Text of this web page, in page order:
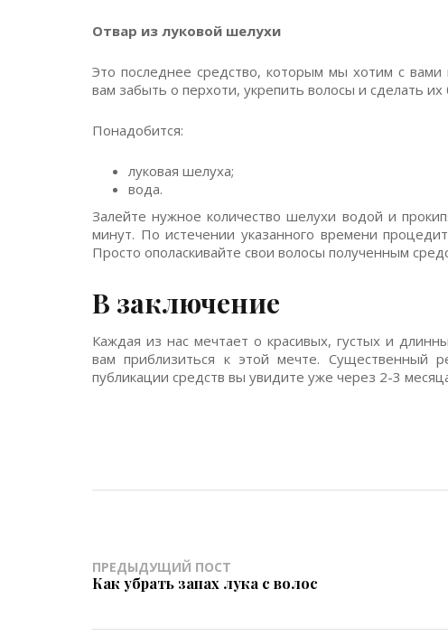
Отвар из луковой шелухи
Это последнее средство, которым мы хотим с
вам забыть о перхоти, укрепить волосы и сделать
Понадобится:
луковая шелуха;
вода.
Залейте нужное количество шелухи водой и
минут. По истечении указанного времени
Просто ополаскивайте свои волосы полученным
В заключение
Каждая из нас мечтает о красивых, густых и
вам приблизиться к этой мечте. Существенный
публикации средств вы увидите уже через 2-3
ПРЕДЫДУЩИЙ ПОСТ
Как убрать запах лука с волос